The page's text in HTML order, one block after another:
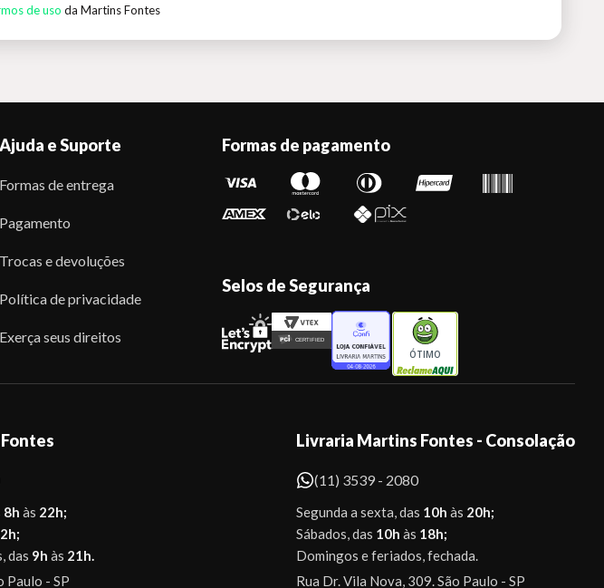
de uso da Martins Fontes
Ajuda e Suporte
Formas de entrega
Pagamento
Trocas e devoluções
Política de privacidade
Exerça seus direitos
Formas de pagamento
Selos de Segurança
ÓTIMO
8h às 22h;
das 9h às 21h.
Paulo - SP
Livraria Martins Fontes - Consolação
(11) 3539 - 2080
Segunda a sexta, das 10h às 20h;
Sábados, das 10h às 18h;
Domingos e feriados, fechada.
Rua Dr. Vila Nova, 309. São Paulo - SP